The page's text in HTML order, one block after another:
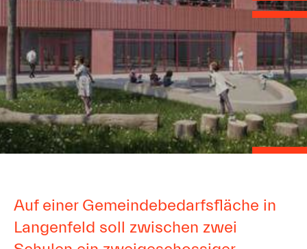
Auf einer Gemeindebedarfsfläche in
Langenfeld soll zwischen zwei